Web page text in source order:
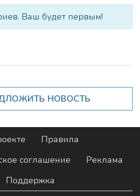
Ваш будет первым!
НОВОСТЬ
Правила
соглашение
Реклама
Поддержка